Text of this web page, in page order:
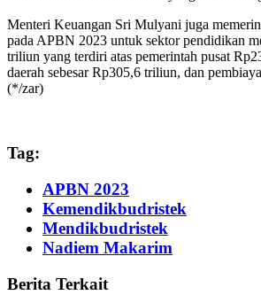
Menteri Keuangan Sri Mulyani juga
pada APBN 2023 untuk sektor pendidikan
triliun yang terdiri atas pemerintah pusat
daerah sebesar Rp305,6 triliun, dan
(*/zar)
Tag:
APBN 2023
Kemendikbudristek
Mendikbudristek
Nadiem Makarim
Berita Terkait